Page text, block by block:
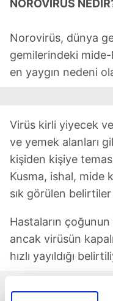
NOROVİRÜS
Norovirüs, dünya
gemilerindeki mide-
en yaygın nedeni
Virüs kirli yiyecek
ve yemek alanları
kişiden kişiye
Kusma, ishal, mide
sık görülen belirtiler
Hastaların
ancak virüsün
hızlı yayıldığı